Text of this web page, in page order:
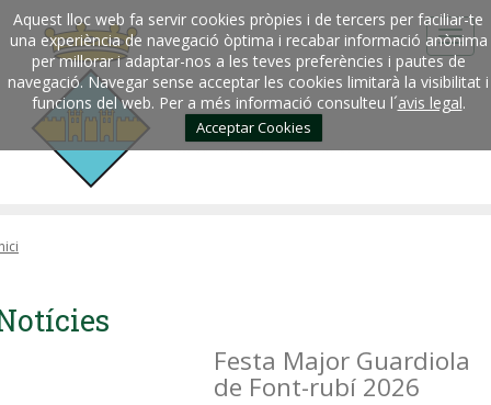
Aquest lloc web fa servir cookies pròpies i de tercers per faciliar-te
una experiència de navegació òptima i recabar informació anònima
per millorar i adaptar-nos a les teves preferències i pautes de
navegació. Navegar sense acceptar les cookies limitarà la visibilitat i
funcions del web. Per a més informació consulteu l´avis legal.
Acceptar Cookies
Festa Major Guardiola
de Font-rubí 2026